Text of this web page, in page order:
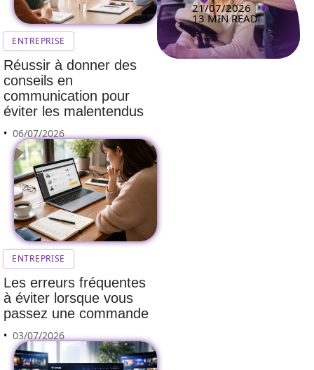
ENTREPRISE
Réussir à donner des
conseils en
communication pour
éviter les malentendus
06/07/2026
ENTREPRISE
Les erreurs fréquentes
à éviter lorsque vous
passez une commande
03/07/2026
21/07/2026
13 MIN READ